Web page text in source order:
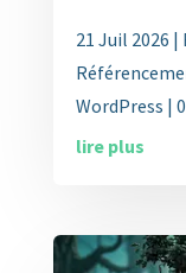
21 Juil 2026 |
WordPress |
lire plus